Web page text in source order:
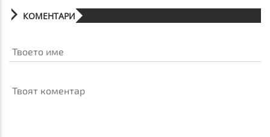
КОМЕНТАРИ
Твоето име
Твоят коментар